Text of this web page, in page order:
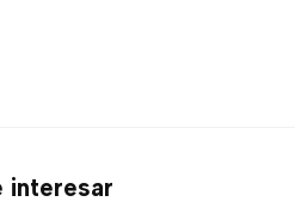
interesar